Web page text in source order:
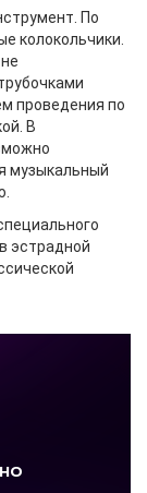
По
колокольчики.
проведения по
В
музыкальный
эстрадной